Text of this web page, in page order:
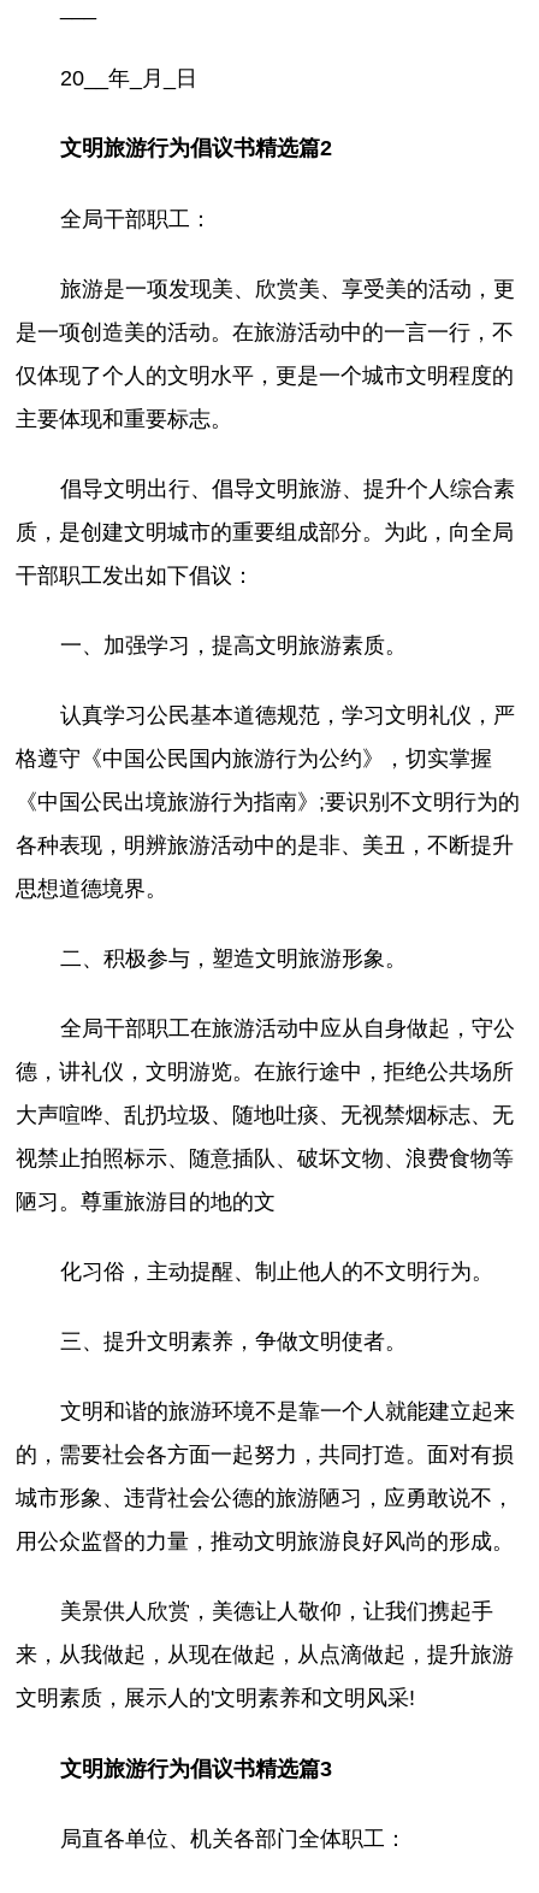
20__年_月_日
文明旅游行为倡议书精选篇2
全局干部职工：
旅游是一项发现美、欣赏美、享受美的活动，更
是一项创造美的活动。在旅游活动中的一言一行，不
仅体现了个人的文明水平，更是一个城市文明程度的
主要体现和重要标志。
倡导文明出行、倡导文明旅游、提升个人综合素
质，是创建文明城市的重要组成部分。为此，向全局
干部职工发出如下倡议：
一、加强学习，提高文明旅游素质。
认真学习公民基本道德规范，学习文明礼仪，严
格遵守《中国公民国内旅游行为公约》，切实掌握
《中国公民出境旅游行为指南》;要识别不文明行为的
各种表现，明辨旅游活动中的是非、美丑，不断提升
思想道德境界。
二、积极参与，塑造文明旅游形象。
全局干部职工在旅游活动中应从自身做起，守公
德，讲礼仪，文明游览。在旅行途中，拒绝公共场所
大声喧哗、乱扔垃圾、随地吐痰、无视禁烟标志、无
视禁止拍照标示、随意插队、破坏文物、浪费食物等
陋习。尊重旅游目的地的文
化习俗，主动提醒、制止他人的不文明行为。
三、提升文明素养，争做文明使者。
文明和谐的旅游环境不是靠一个人就能建立起来
的，需要社会各方面一起努力，共同打造。面对有损
城市形象、违背社会公德的旅游陋习，应勇敢说不，
用公众监督的力量，推动文明旅游良好风尚的形成。
美景供人欣赏，美德让人敬仰，让我们携起手
来，从我做起，从现在做起，从点滴做起，提升旅游
文明素质，展示人的'文明素养和文明风采!
文明旅游行为倡议书精选篇3
局直各单位、机关各部门全体职工：